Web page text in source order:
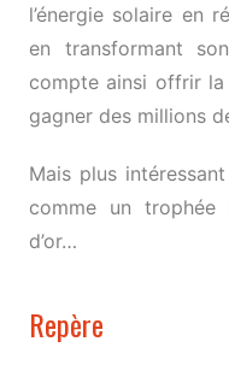
l’énergie solaire en
en transformant
compte ainsi offrir
gagner des millions
Mais plus
comme un trophée
d’or…
Repère